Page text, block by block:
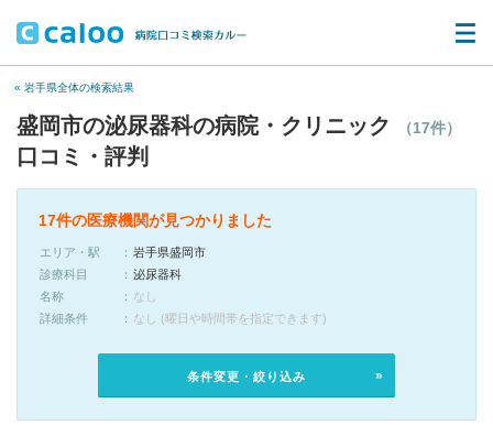
« 岩手県全体の検索結果
盛岡市の泌尿器科の病院・クリニック （17件）
口コミ・評判
17件の医療機関が見つかりました
エリア・駅
岩手県盛岡市
診療科目
泌尿器科
名称
なし
詳細条件
なし (曜日や時間帯を指定できます)
条件変更・絞り込み